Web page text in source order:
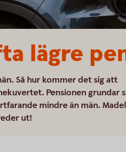
lägre
Så hur kommer det sig att
Pensionen grundar
mindre än män.
ut!